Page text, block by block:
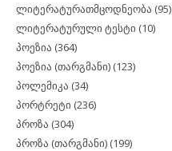
ლიტერატურათმცოდნეობა (95)
ლიტერატურული ტესტი (10)
პოეზია (364)
პოეზია (თარგმანი) (123)
პოლემიკა (34)
პორტრეტი (236)
პროზა (304)
პროზა (თარგმანი) (199)